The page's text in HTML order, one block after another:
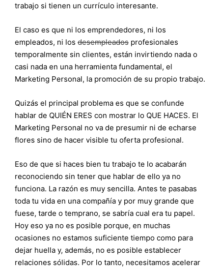
trabajo si tienen un currículo interesante.
El caso es que ni los emprendedores, ni los
empleados, ni los desempleados profesionales
temporalmente sin clientes, están invirtiendo nada o
casi nada en una herramienta fundamental, el
Marketing Personal, la promoción de su propio trabajo.
Quizás el principal problema es que se confunde
hablar de QUIÉN ERES con mostrar lo QUE HACES. El
Marketing Personal no va de presumir ni de echarse
flores sino de hacer visible tu oferta profesional.
Eso de que si haces bien tu trabajo te lo acabarán
reconociendo sin tener que hablar de ello ya no
funciona. La razón es muy sencilla. Antes te pasabas
toda tu vida en una compañía y por muy grande que
fuese, tarde o temprano, se sabría cual era tu papel.
Hoy eso ya no es posible porque, en muchas
ocasiones no estamos suficiente tiempo como para
dejar huella y, además, no es posible establecer
relaciones sólidas. Por lo tanto, necesitamos acelerar